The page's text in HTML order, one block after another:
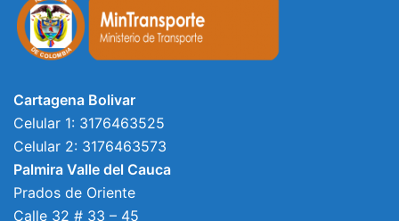
Cartagena Bolivar
Celular 1: 3176463525
Celular 2: 3176463573
Palmira Valle del Cauca
Prados de Oriente
Calle 32 # 33 – 45